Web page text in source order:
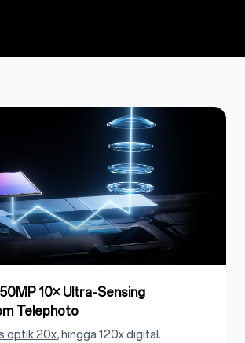
10× Ultra‑Sensing
Telephoto
optik 20x, hingga 120x digital.